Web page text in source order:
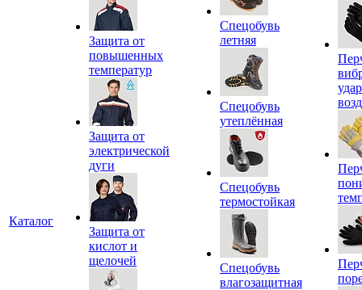
Каталог
Защита от
повышенных
температур
Защита от
электрической
дуги
Защита от
кислот и
щелочей
Спецобувь
летняя
Спецобувь
утеплённая
Спецобувь
термостойкая
Спецобувь
влагозащитная